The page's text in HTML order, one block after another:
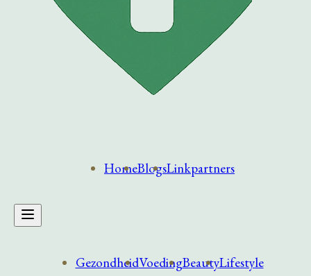
HomeBlogsLinkpartners
GezondheidVoedingBeautyLifestyle